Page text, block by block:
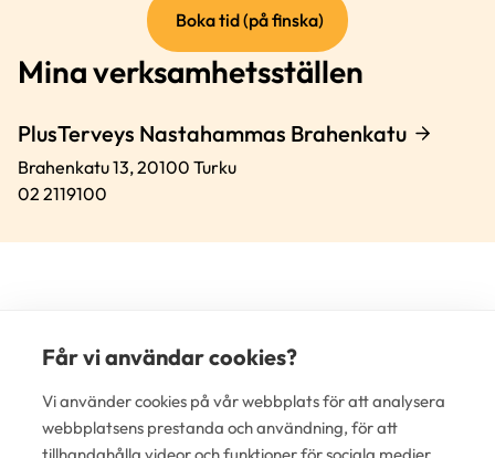
Boka tid (på finska)(extern
länk)
Mina verksamhetsställen
PlusTerveys Nastahammas Brahenkatu
Brahenkatu 13,20100 Turku
02 2119100
Får vi användar cookies?
Vi använder cookies på vår webbplats för att analysera
webbplatsens prestanda och användning, för att